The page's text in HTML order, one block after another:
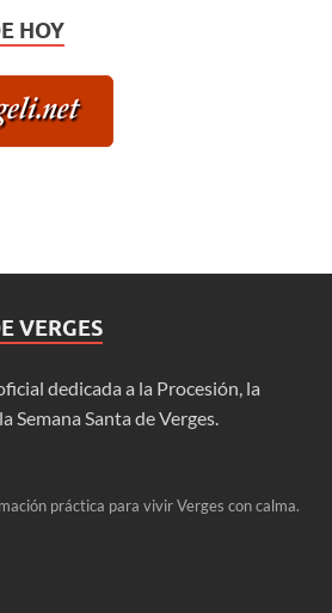
HOY
VERGES
dedicada a la Procesión, la
Semana Santa de Verges.
práctica para vivir Verges con calma.